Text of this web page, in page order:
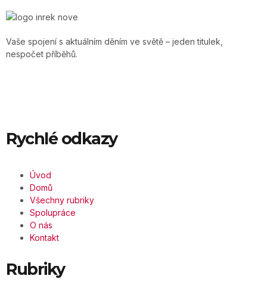
Vaše spojení s aktuálním děním ve světě – jeden titulek,
nespočet příběhů.
Rychlé odkazy
Úvod
Domů
Všechny rubriky
Spolupráce
O nás
Kontakt
Rubriky